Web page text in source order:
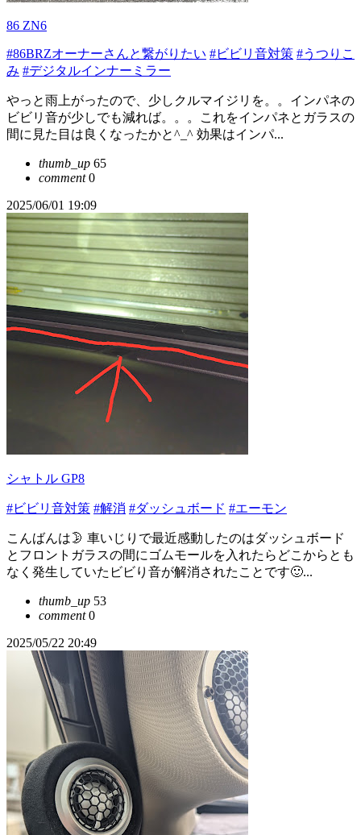
86 ZN6
#86BRZオーナーさんと繋がりたい #ビビリ音対策 #うつりこ
み #デジタルインナーミラー
やっと雨上がったので、少しクルマイジリを。。インパネの
ビビリ音が少しでも減れば。。。これをインパネとガラスの
間に見た目は良くなったかと^_^ 効果はインパ...
thumb_up 65
comment0
2025/06/01 19:09
シャトル GP8
#ビビリ音対策 #解消 #ダッシュボード #エーモン
こんばんは🌛 車いじりで最近感動したのはダッシュボード
とフロントガラスの間にゴムモールを入れたらどこからとも
なく発生していたビビり音が解消されたことです🙂...
thumb_up 53
comment0
2025/05/22 20:49